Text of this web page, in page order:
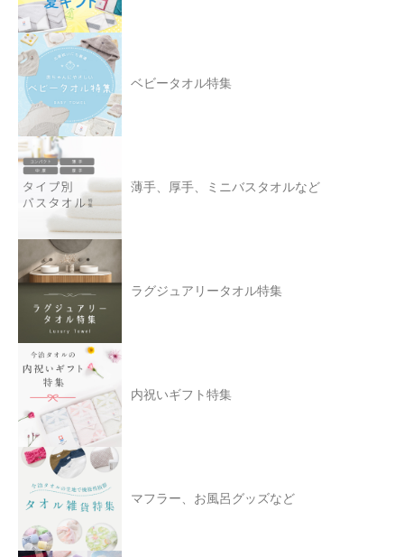
ベビータオル特集
薄手、厚手、ミニバスタオルなど
ラグジュアリータオル特集
内祝いギフト特集
マフラー、お風呂グッズなど